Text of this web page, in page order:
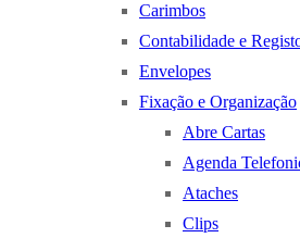
Carimbos
Contabilidade e
Envelopes
Fixação e Organização
Abre Cartas
Agenda
Ataches
Clips